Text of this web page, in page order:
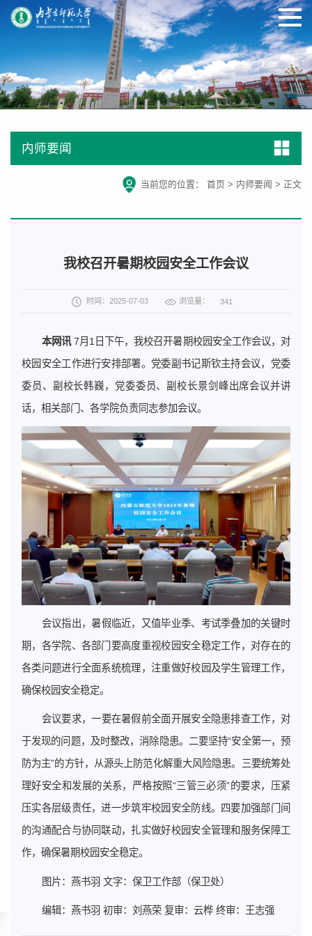
内师要闻
当前您的位置： 首页 > 内师要闻 > 正文
我校召开暑期校园安全工作会议
时间：2025-07-03 浏览量： 341
本网讯7月1日下午，我校召开暑期校园安全工作会议，对
校园安全工作进行安排部署。党委副书记斯钦主持会议，党委
委员、副校长韩巍，党委委员、副校长景剑峰出席会议并讲
话，相关部门、各学院负责同志参加会议。
会议指出，暑假临近，又值毕业季、考试季叠加的关键时
期，各学院、各部门要高度重视校园安全稳定工作，对存在的
各类问题进行全面系统梳理，注重做好校园及学生管理工作，
确保校园安全稳定。
会议要求，一要在暑假前全面开展安全隐患排查工作，对
于发现的问题，及时整改，消除隐患。二要坚持“安全第一，预
防为主”的方针，从源头上防范化解重大风险隐患。三要统筹处
理好安全和发展的关系，严格按照“三管三必须”的要求，压紧
压实各层级责任，进一步筑牢校园安全防线。四要加强部门间
的沟通配合与协同联动，扎实做好校园安全管理和服务保障工
作，确保暑期校园安全稳定。
图片：燕书羽 文字：保卫工作部（保卫处）
编辑：燕书羽 初审：刘燕荣 复审：云桦 终审：王志强